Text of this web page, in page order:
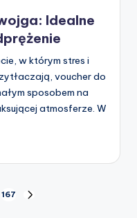
Idealne
w którym stres i
voucher do
sposobem na
atmosferze. W
167